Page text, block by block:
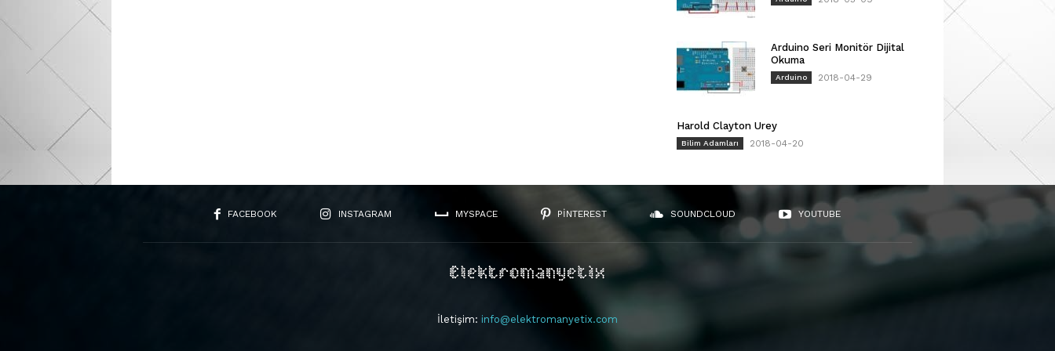
Arduino Seri Monitör Dijital
Okuma
Arduino 2018-04-29
Harold Clayton Urey
Bilim Adamları 2018-04-20
FACEBOOK INSTAGRAM MYSPACE PINTEREST SOUNDCLOUD YOUTUBE
İletişim: info@elektromanyetix.com